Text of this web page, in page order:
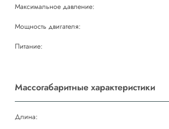
Максимальное давление:
Мощность двигателя:
Питание:
Массогабаритные характеристики
Длина: